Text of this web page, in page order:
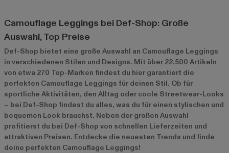
Camouflage Leggings bei Def-Shop: Große
Auswahl, Top Preise
Def-Shop bietet eine große Auswahl an Camouflage Leggings
in verschiedenen Stilen und Designs. Mit über 22.500 Artikeln
von etwa 270 Top-Marken findest du hier garantiert die
perfekten Camouflage Leggings für deinen Stil. Ob für
sportliche Aktivitäten, den Alltag oder coole Streetwear-Looks
– bei Def-Shop findest du alles, was du für einen stylischen und
bequemen Look brauchst. Neben der großen Auswahl
profitierst du bei Def-Shop von schnellen Lieferzeiten und
attraktiven Preisen. Entdecke die neuesten Trends und finde
deine perfekten Camouflage Leggings!